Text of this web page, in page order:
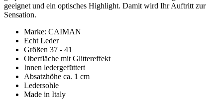
geeignet und ein optisches Highlight. Damit wird Ihr Auftritt zur
Sensation.
Marke: CAIMAN
Echt Leder
Größen 37 - 41
Oberfläche mit Glittereffekt
Innen ledergefüttert
Absatzhöhe ca. 1 cm
Ledersohle
Made in Italy